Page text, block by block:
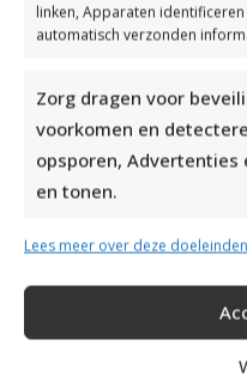
linken, Apparaten
automatisch verzonden
Zorg dragen voor
voorkomen en
opsporen, Advertenties
en tonen.
Lees meer over deze doeleinden
Read More
DOORZOEK DE SITE: